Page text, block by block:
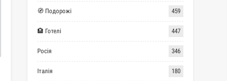
🧭 Подорожі 459
🏨 Готелі 447
Росія 346
Італія 180